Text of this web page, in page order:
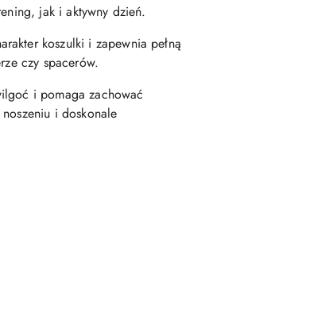
jak i aktywny dzień.
koszulki i zapewnia pełną
czy spacerów.
i pomaga zachować
i doskonale